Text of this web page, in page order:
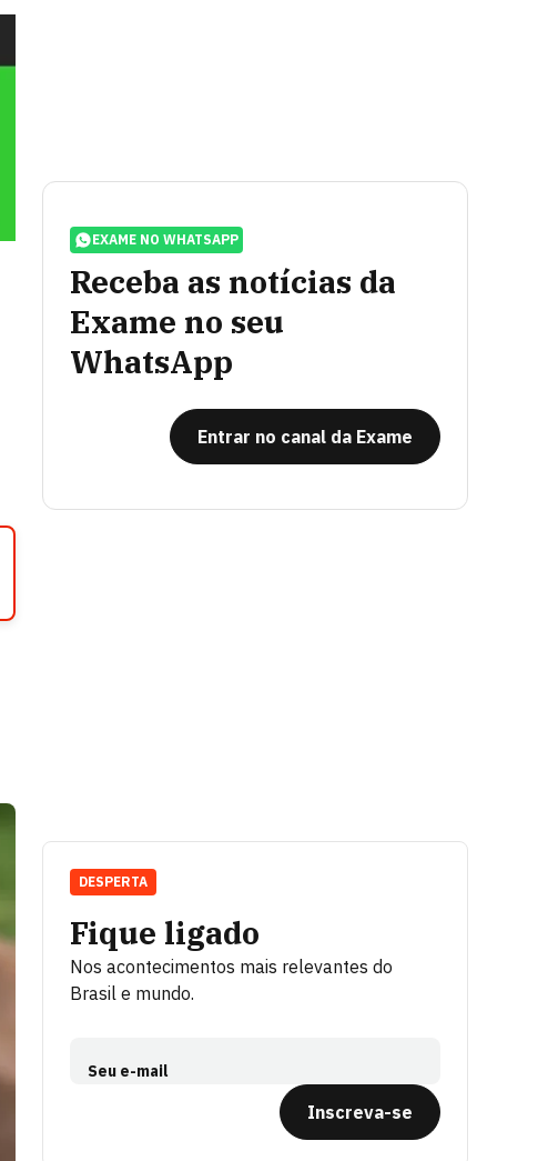
EXAME NO WHATSAPP
Receba as notícias da
Exame no seu
WhatsApp
Entrar no canal da Exame
Fique ligado
Nos acontecimentos mais relevantes do
Brasil e mundo.
Seu e-mail
Inscreva-se
DESPERTA